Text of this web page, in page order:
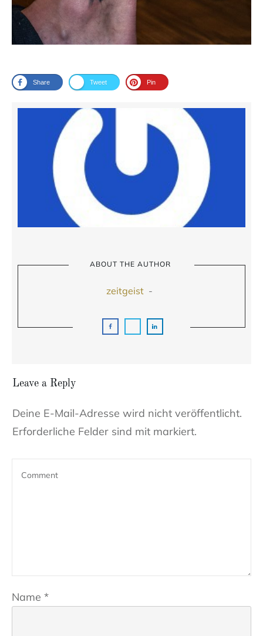
Share Tweet Pin
ABOUT THE AUTHOR
zeitgeist-
Leave a Reply
Deine E-Mail-Adresse wird nicht veröffentlicht.
Erforderliche Felder sind mit markiert.
Name *